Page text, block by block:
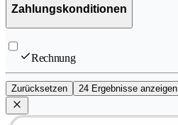
Zahlungskonditionen
Rechnung
Zurücksetzen 24 Ergebnisse anzeigen